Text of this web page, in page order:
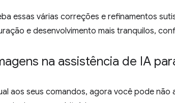
essas várias correções e refinamentos
e desenvolvimento mais tranquilos,
na assistência de IA
aos seus comandos, agora você pode não